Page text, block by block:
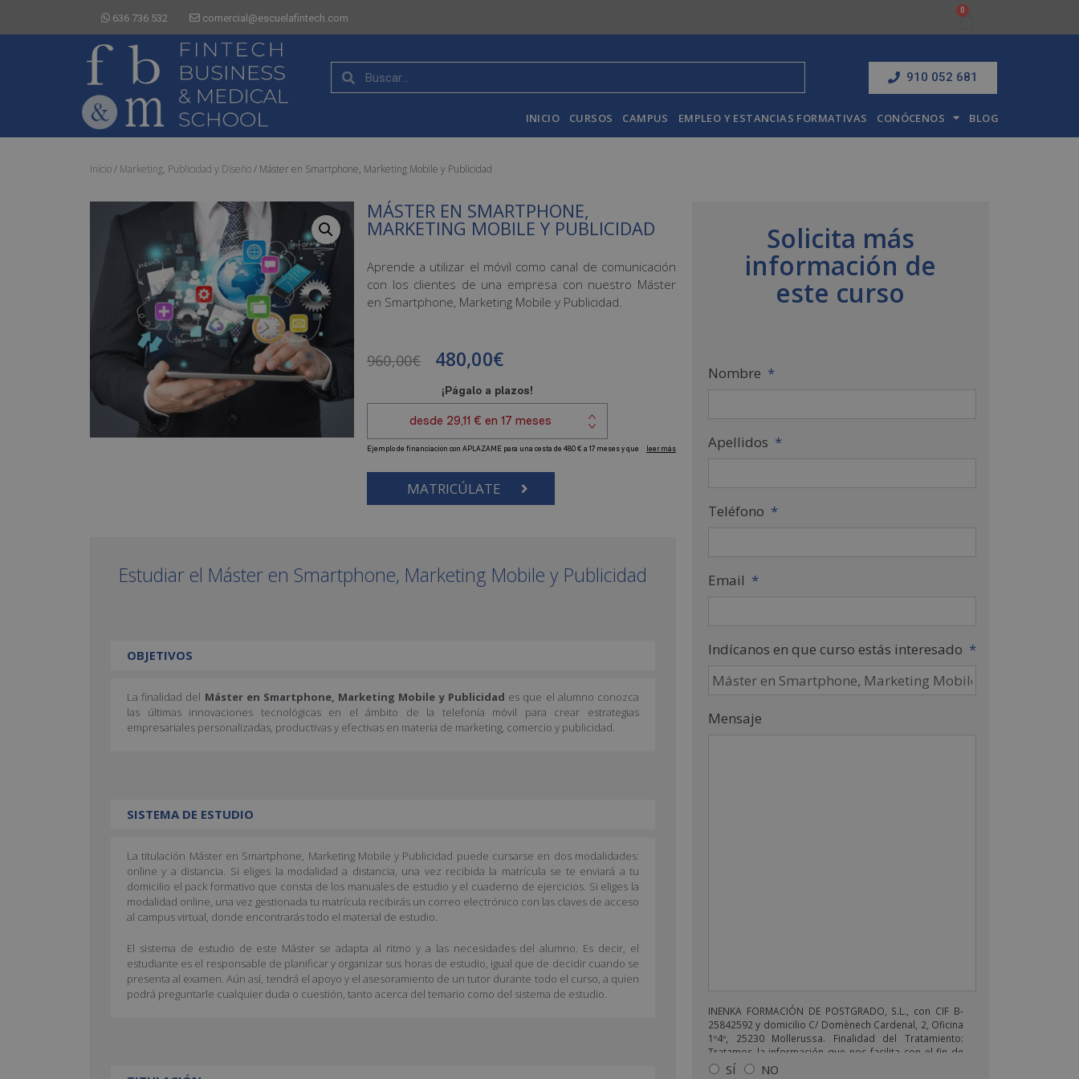
636 736 532 comercial@escuelafintech.com
910 052 681
INICIO CURSOS CAMPUS EMPLEO Y ESTANCIAS FORMATIVAS CONÓCENOS BLOG
Inicio/ Marketing, Publicidad y Diseño/ Máster en Smartphone, Marketing Mobile y Publicidad
MÁSTER EN SMARTPHONE,
MARKETING MOBILE Y PUBLICIDAD
Aprende a utilizar el móvil como canal de comunicación
con los clientes de una empresa con nuestro Máster
en Smartphone, Marketing Mobile y Publicidad.
960,00€ 480,00€
MATRICÚLATE
Estudiar el Máster en Smartphone, Marketing Mobile y Publicidad
OBJETIVOS
La finalidad del Máster en Smartphone, Marketing Mobile y Publicidad es que el alumno conozca
las últimas innovaciones tecnológicas en el ámbito de la telefonía móvil para crear estrategias
empresariales personalizadas, productivas y efectivas en materia de marketing, comercio y publicidad.
SISTEMA DE ESTUDIO
La titulación Máster en Smartphone, Marketing Mobile y Publicidad puede cursarse en dos modalidades:
online y a distancia. Si eliges la modalidad a distancia, una vez recibida la matrícula se te enviará a tu
domicilio el pack formativo que consta de los manuales de estudio y el cuaderno de ejercicios. Si eliges la
modalidad online, una vez gestionada tu matrícula recibirás un correo electrónico con las claves de acceso
al campus virtual, donde encontrarás todo el material de estudio.
El sistema de estudio de este Máster se adapta al ritmo y a las necesidades del alumno. Es decir, el
estudiante es el responsable de planificar y organizar sus horas de estudio, igual que de decidir cuando se
presenta al examen. Aún así, tendrá el apoyo y el asesoramiento de un tutor durante todo el curso, a quien
podrá preguntarle cualquier duda o cuestión, tanto acerca del temario como del sistema de estudio.
Solicita más
información de
este curso
Nombre *
Apellidos *
Teléfono *
Email *
Indícanos en que curso estás interesado *
Mensaje
INENKA FORMACIÓN DE POSTGRADO, S.L., con CIF B-
25842592 y domicilio C/ Domènech Cardenal, 2, Oficina
1º4º, 25230 Mollerussa. Finalidad del Tratamiento:
Tratamos la información que nos facilita con el fin de
enviarle correos electrónicos de tipo comercial
SÍ NO